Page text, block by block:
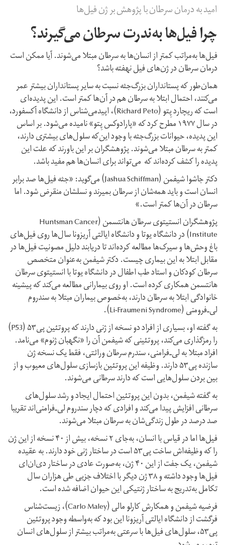
امید به درمان سرطان با پژوهش بر ژن‌ فیل‌ها
چرا فیل‌ها به‌ندرت سرطان می‌گیرند؟
فیل‌ها به‌مراتب کمتر از انسان‌ها به سرطان مبتلا می‌شوند. آیا ممکن است
درمان سرطان در ژن‌های فیل‌ نهفته باشد؟
همان‌طور که پستانداران بزرگ‌جثه نسبت به سایر پستانداران بیشتر عمر
می‌کنند، احتمال ابتلا به سرطان هم در آن‌ها کمتر است. این پدیده‌ای
است که ریچارد پِتو (Richard Peto)، اپیدمی‌شناس از دانشگاه آکسفورد،
در سال ۱۹۷۷ مطرح کرد که «پارادوکس پِتو» نامیده می‌شود. بر اساس
این پدیده، حيوانات بزرگ‌جثه با وجود این‌که سلول‌های بیشتری دارند،
کمتر به سرطان مبتلا می‌شوند. پژوهشگران بر این باورند که علت این
پدیده را کشف کرده‌اند که می‌تواند برای انسان‌ها هم مفید باشد.
دکتر جاشوا شیفمن (Jashua Schiffman) می‌گوید: «جثه فیل‌ها صد برابر
انسان‌ است و باید همه‌شان از سرطان بمیرند و نسلشان منقرض شود. اما
سرطان در آن‌ها کمتر است.»
پژوهشگران انستیتوی سرطان هانتسمن (Huntsman Cancer
Institute) در دانشگاه یوتا و دانشگاه ایالتی آریزونا سال‌ها روی فیل‌های
باغ‌ وحش‌ها و سیرک‌ها مطالعه کرده‌اند تا دریابند دلیل مصونیت فیل‌ها در
مقابل ابتلا به این بیماری چیست. دکتر شیفمن به‌عنوان متخصص
سرطان کودکان و استاد طب اطفال در دانشگاه یوتا با انستیتوی سرطان
هانتسمن همکاری کرده است. او روی بیمارانی مطالعه می‌کند که پیشینه
خانوادگی ابتلا به سرطان دارند، به‌خصوص بیماران مبتلا به سندروم
لی‌ـ‌فرومنی (Li-Fraumeni Syndrome).
به گفته او، بسیاری از افراد دو نسخه از ژنی دارند که پروتئین پی‌۵۳ (P53)
را رمزگذاری می‌کند، پروتئینی که شیفمن آن را «نگهبان ژنوم» می‌نامد.
افراد مبتلا به لی‌‌ـ‌فرامنی، سندرم سرطان وراثتی، فقط یک نسخه ژن
سازنده پی‌۵۳ دارند. وظیفه این پروتئین بازسازی سلول‌های معیوب و از
بین بردن سلول‌هایی است که دارند سرطانی می‌شوند.
به گفته شیفمن، بدون این پروتئین احتمال ایجاد و رشد سلول‌های
سرطانی افزایش پیدا می‌کند و افرادی که دچار سندروم لی‌ـ‌فرامنی‌اند تقریبا
صد درصد در طول زندگی‌شان به سرطان مبتلا می‌شوند.
فیل‌ها اما در قیاس با انسان، به‌جای ۲ نسخه، بیش از ۴۰ نسخه از این ژن
را که وظیفه‌اش ساخت پی‌۵۳ است در ساختار ژنی خود دارند. به عقیده
شیفمن، یک جفت از این ۴۰ ژن، به‌صورت عادی در ساختار دی‌ان‌ای
فیل‌ها وجود داشته و ۳۸ ژن دیگر با اختلاف جزیی طی هزاران سال
تکامل به‌تدریج به ساختار ژنتیکی این حیوان اضافه شده است.
فرضیه شیفمن و همکارش کارلو مالی (Carlo Maley)، زیست‌شناس
فرگشت از دانشگاه ایالتی آریزونا این بود که به‌واسطه وجود پروتئین
پی‌۵۳، سلول‌های فیل‌ها با سرعتی به‌مراتب بیشتر از سلول‌های انسان